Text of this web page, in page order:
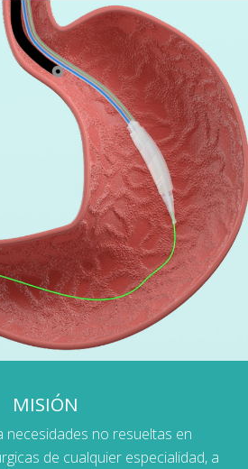
MISIÓN
necesidades no resueltas en
de cualquier especialidad, a